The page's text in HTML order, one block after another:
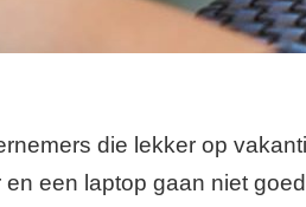
die lekker op
een laptop gaan niet